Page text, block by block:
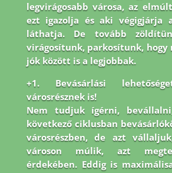
legvirágosabb városa, az
ezt igazolja és aki végigjárja
láthatja. De tovább
virágosítunk, parkosítunk, hogy
jók között is a legjobbak.
+1. Bevásárlási
városrésznek is!
Nem tudjuk ígérni,
következő ciklusban
városrészben, de azt
városon múlik, azt
érdekében. Eddig is